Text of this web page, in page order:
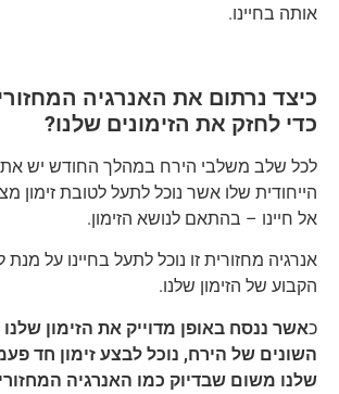
אותה בחיינו.
כיצד נרתום את האנרגיה
כדי לחזק את הזימונים שלנו?
לכל שלב משלבי הירח במהלך החודש יש את
הייחודית שלו אשר נוכל לתעל לטובת זימון
אל חיינו – בהתאם לנושא הזימון.
אנרגיה מחזורית זו נוכל לתעל בחיינו על
הקבוע של הזימון שלנו.
כאשר ננסח באופן מדוייק את הזימון
השונים של הירח, נוכל לבצע זימון חד
שלנו משום שבדיוק כמו האנרגיה